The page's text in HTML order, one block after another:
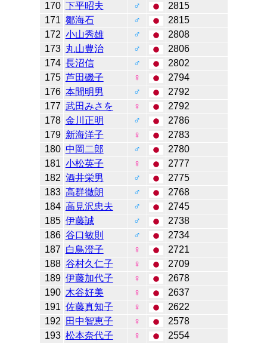
170 下平昭夫 ♂
2815
171 鄒海石 ♂
2815
172 小山秀雄 ♂
2808
173 丸山豊治 ♂
2806
174 長沼信 ♂
2802
175 芦田磯子 ♀
2794
176 本間明男 ♂
2792
177 武田みさを ♀
2792
178 金川正明 ♂
2786
179 新海洋子 ♀
2783
180 中岡二郎 ♂
2780
181 小松英子 ♀
2777
182 酒井栄男 ♂
2775
183 高群徹朗 ♂
2768
184 高見沢忠夫 ♂
2745
185 伊藤誠 ♂
2738
186 谷口敏則 ♂
2734
187 白鳥澄子 ♀
2721
188 谷村久仁子 ♀
2709
189 伊藤加代子 ♀
2678
190 木谷好美 ♀
2637
191 佐藤真知子 ♀
2622
192
田中智恵子 ♀
2578
193 松本奈代子 ♀ 2554